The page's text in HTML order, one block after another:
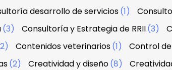
desarrollo de servicios(1)
(3) Consultoría y Estrategia de RRII(3)
Contenidos veterinarios(1) Control
(2) Creatividad y diseño(8)